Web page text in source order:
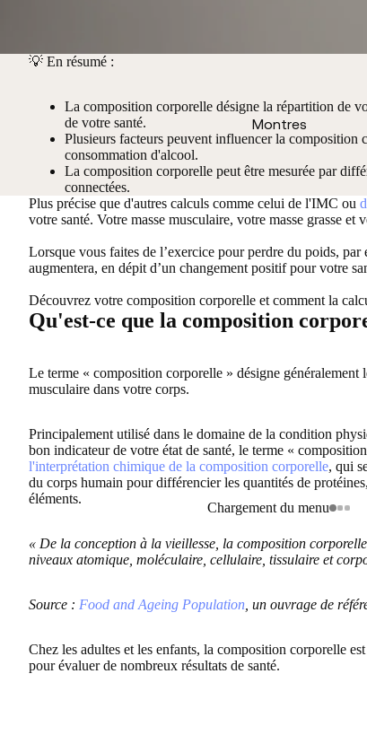
Montres
Chargement du menu
💡 En résumé :
La composition corporelle désigne la répartition de
de votre santé.
Plusieurs facteurs peuvent influencer la composition
consommation d'alcool.
La composition corporelle peut être mesurée par
connectées.
Plus précise que d'autres calculs comme celui de l'IMC ou
votre santé. Votre masse musculaire, votre masse grasse et
Lorsque vous faites de l’exercice pour perdre du poids,
augmentera, en dépit d’un changement positif pour votre
Découvrez votre composition corporelle et comment la
Qu'est-ce que la composition
Le terme « composition corporelle » désigne généralement
musculaire dans votre corps.
Principalement utilisé dans le domaine de la condition
bon indicateur de votre état de santé, le terme «
l'interprétation chimique de la composition corporelle, qui
du corps humain pour différencier les quantités de
éléments.
« De la conception à la vieillesse, la composition
niveaux atomique, moléculaire, cellulaire, tissulaire et
Source : Food and Ageing Population , un ouvrage de
Chez les adultes et les enfants, la composition corporelle
pour évaluer de nombreux résultats de santé.